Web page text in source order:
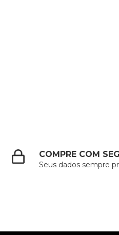
COMPRE COM
Seus dados sempre